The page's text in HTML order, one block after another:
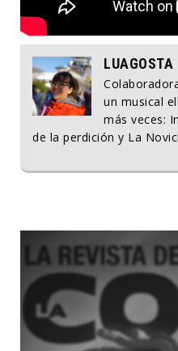
LUAGOSTA
un musical
más veces:
de la perdición y La